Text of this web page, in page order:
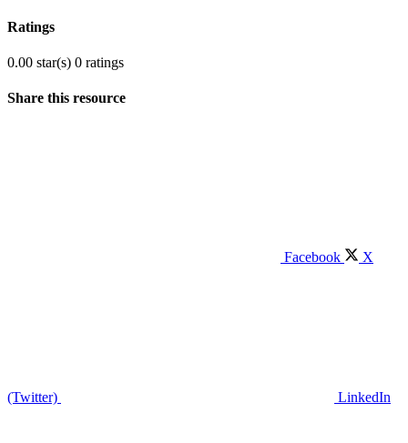
Ratings
0.00 star(s) 0 ratings
Share this resource
Facebook X
(Twitter) LinkedIn